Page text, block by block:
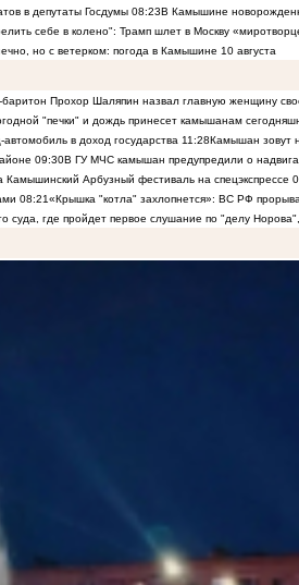
в депутаты Госдумы 08:23В Камышине
себе в колено": Трамп шлет в Москву
но с ветерком: погода в Камышине 10 августа
баритон Прохор Шаляпин назвал главную женщину
"печки" и дождь принесет камышанам
в доход государства 11:28Камышан зовут
09:30В ГУ МЧС камышан предупредили о
Камышинский Арбузный фестиваль на спецэкспрессе
08:21«Крышка "котла" захлопнется»: ВС РФ
суда, где пройдет первое слушание по "делу